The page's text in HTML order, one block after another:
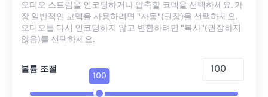
오디오 스트림을 인코딩하거나 압축할 코덱을 선택하세요. 가
장 일반적인 코덱을 사용하려면 "자동"(권장)을 선택하세요.
오디오를 다시 인코딩하지 않고 변환하려면 "복사"(권장하지
않음)를 선택하세요.
볼륨 조절
100